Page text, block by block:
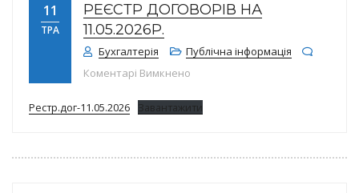
11
ТРА
РЕЄСТР ДОГОВОРІВ НА
11.05.2026Р.
Бухгалтерія
Публічна інформація
Коментарі Вимкнено
Рестр.дог-11.05.2026 Завантажити